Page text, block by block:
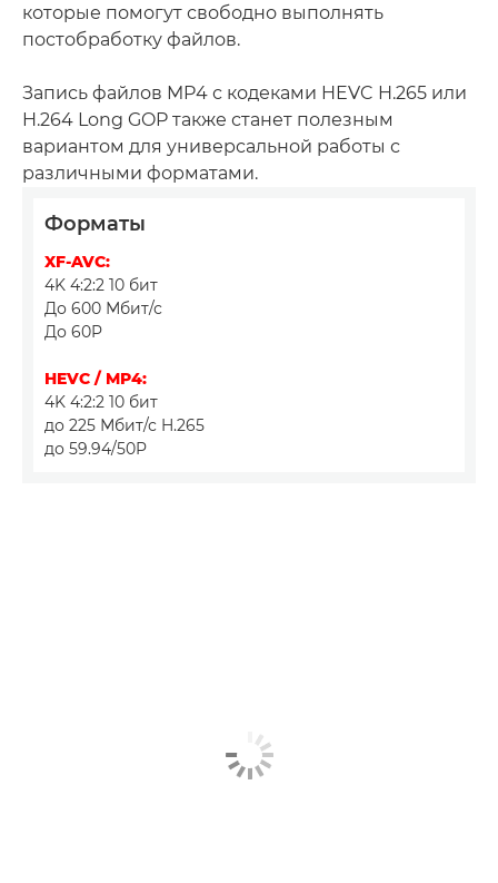
которые помогут свободно выполнять
постобработку файлов.
Запись файлов MP4 с кодеками HEVC H.265 или
H.264 Long GOP также станет полезным
вариантом для универсальной работы с
различными форматами.
Форматы
XF-AVC:
4K 4:2:2 10 бит
До 600 Мбит/с
До 60P
HEVC / MP4:
4K 4:2:2 10 бит
до 225 Мбит/с H.265
до 59.94/50P